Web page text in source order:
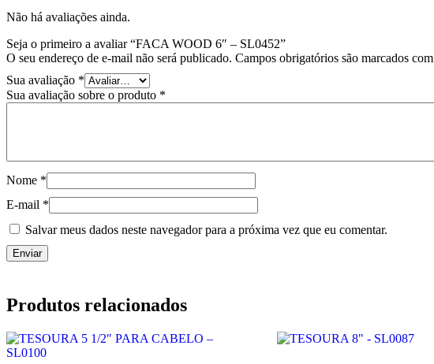
Não há avaliações ainda.
Seja o primeiro a avaliar “FACA WOOD 6″ – SL0452”
O seu endereço de e-mail não será publicado. Campos obrigatórios são marcados com
Sua avaliação *
Sua avaliação sobre o produto *
Nome *
E-mail *
Salvar meus dados neste navegador para a próxima vez que eu comentar.
Produtos relacionados